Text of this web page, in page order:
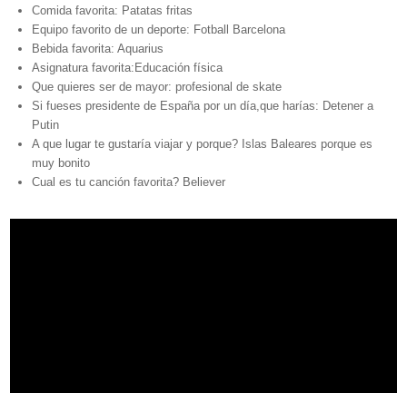
Comida favorita: Patatas fritas
Equipo favorito de un deporte: Fotball Barcelona
Bebida favorita: Aquarius
Asignatura favorita:Educación física
Que quieres ser de mayor: profesional de skate
Si fueses presidente de España por un día,que harías: Detener a
Putin
A que lugar te gustaría viajar y porque? Islas Baleares porque es
muy bonito
Cual es tu canción favorita? Believer